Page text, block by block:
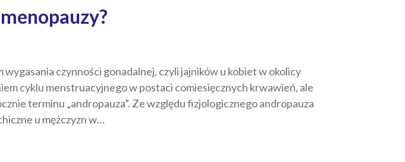
czynności gonadalnej, czyli jajników u kobiet w okolicy
cyklu menstruacyjnego w postaci comiesięcznych krwawień, ale
terminu „andropauza”. Ze względu fizjologicznego andropauza
u mężczyzn w…